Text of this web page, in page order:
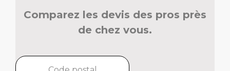
Comparez les devis des pros près
de chez vous.